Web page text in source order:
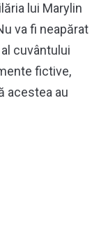
lui Marylin
va fi neapărat
cuvântului
fictive,
acestea au